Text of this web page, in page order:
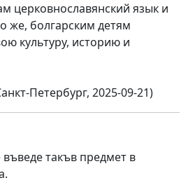
церковнославянский язык и
же, болгарским детям
культуру, историю и
Петербург, 2025-09-21)
такъв предмет в